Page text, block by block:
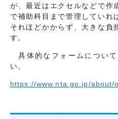
が、最近はエクセルなどで作
で補助科目まで管理していれ
それほどかからず、大きな負
す。
具体的なフォームについ
い。
https://www.nta.go.jp/